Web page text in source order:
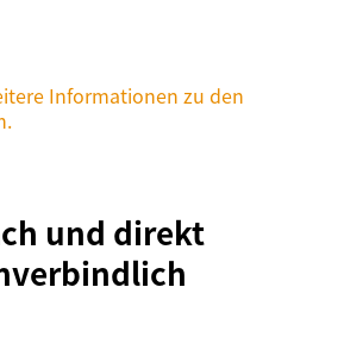
Informationen zu den
und direkt